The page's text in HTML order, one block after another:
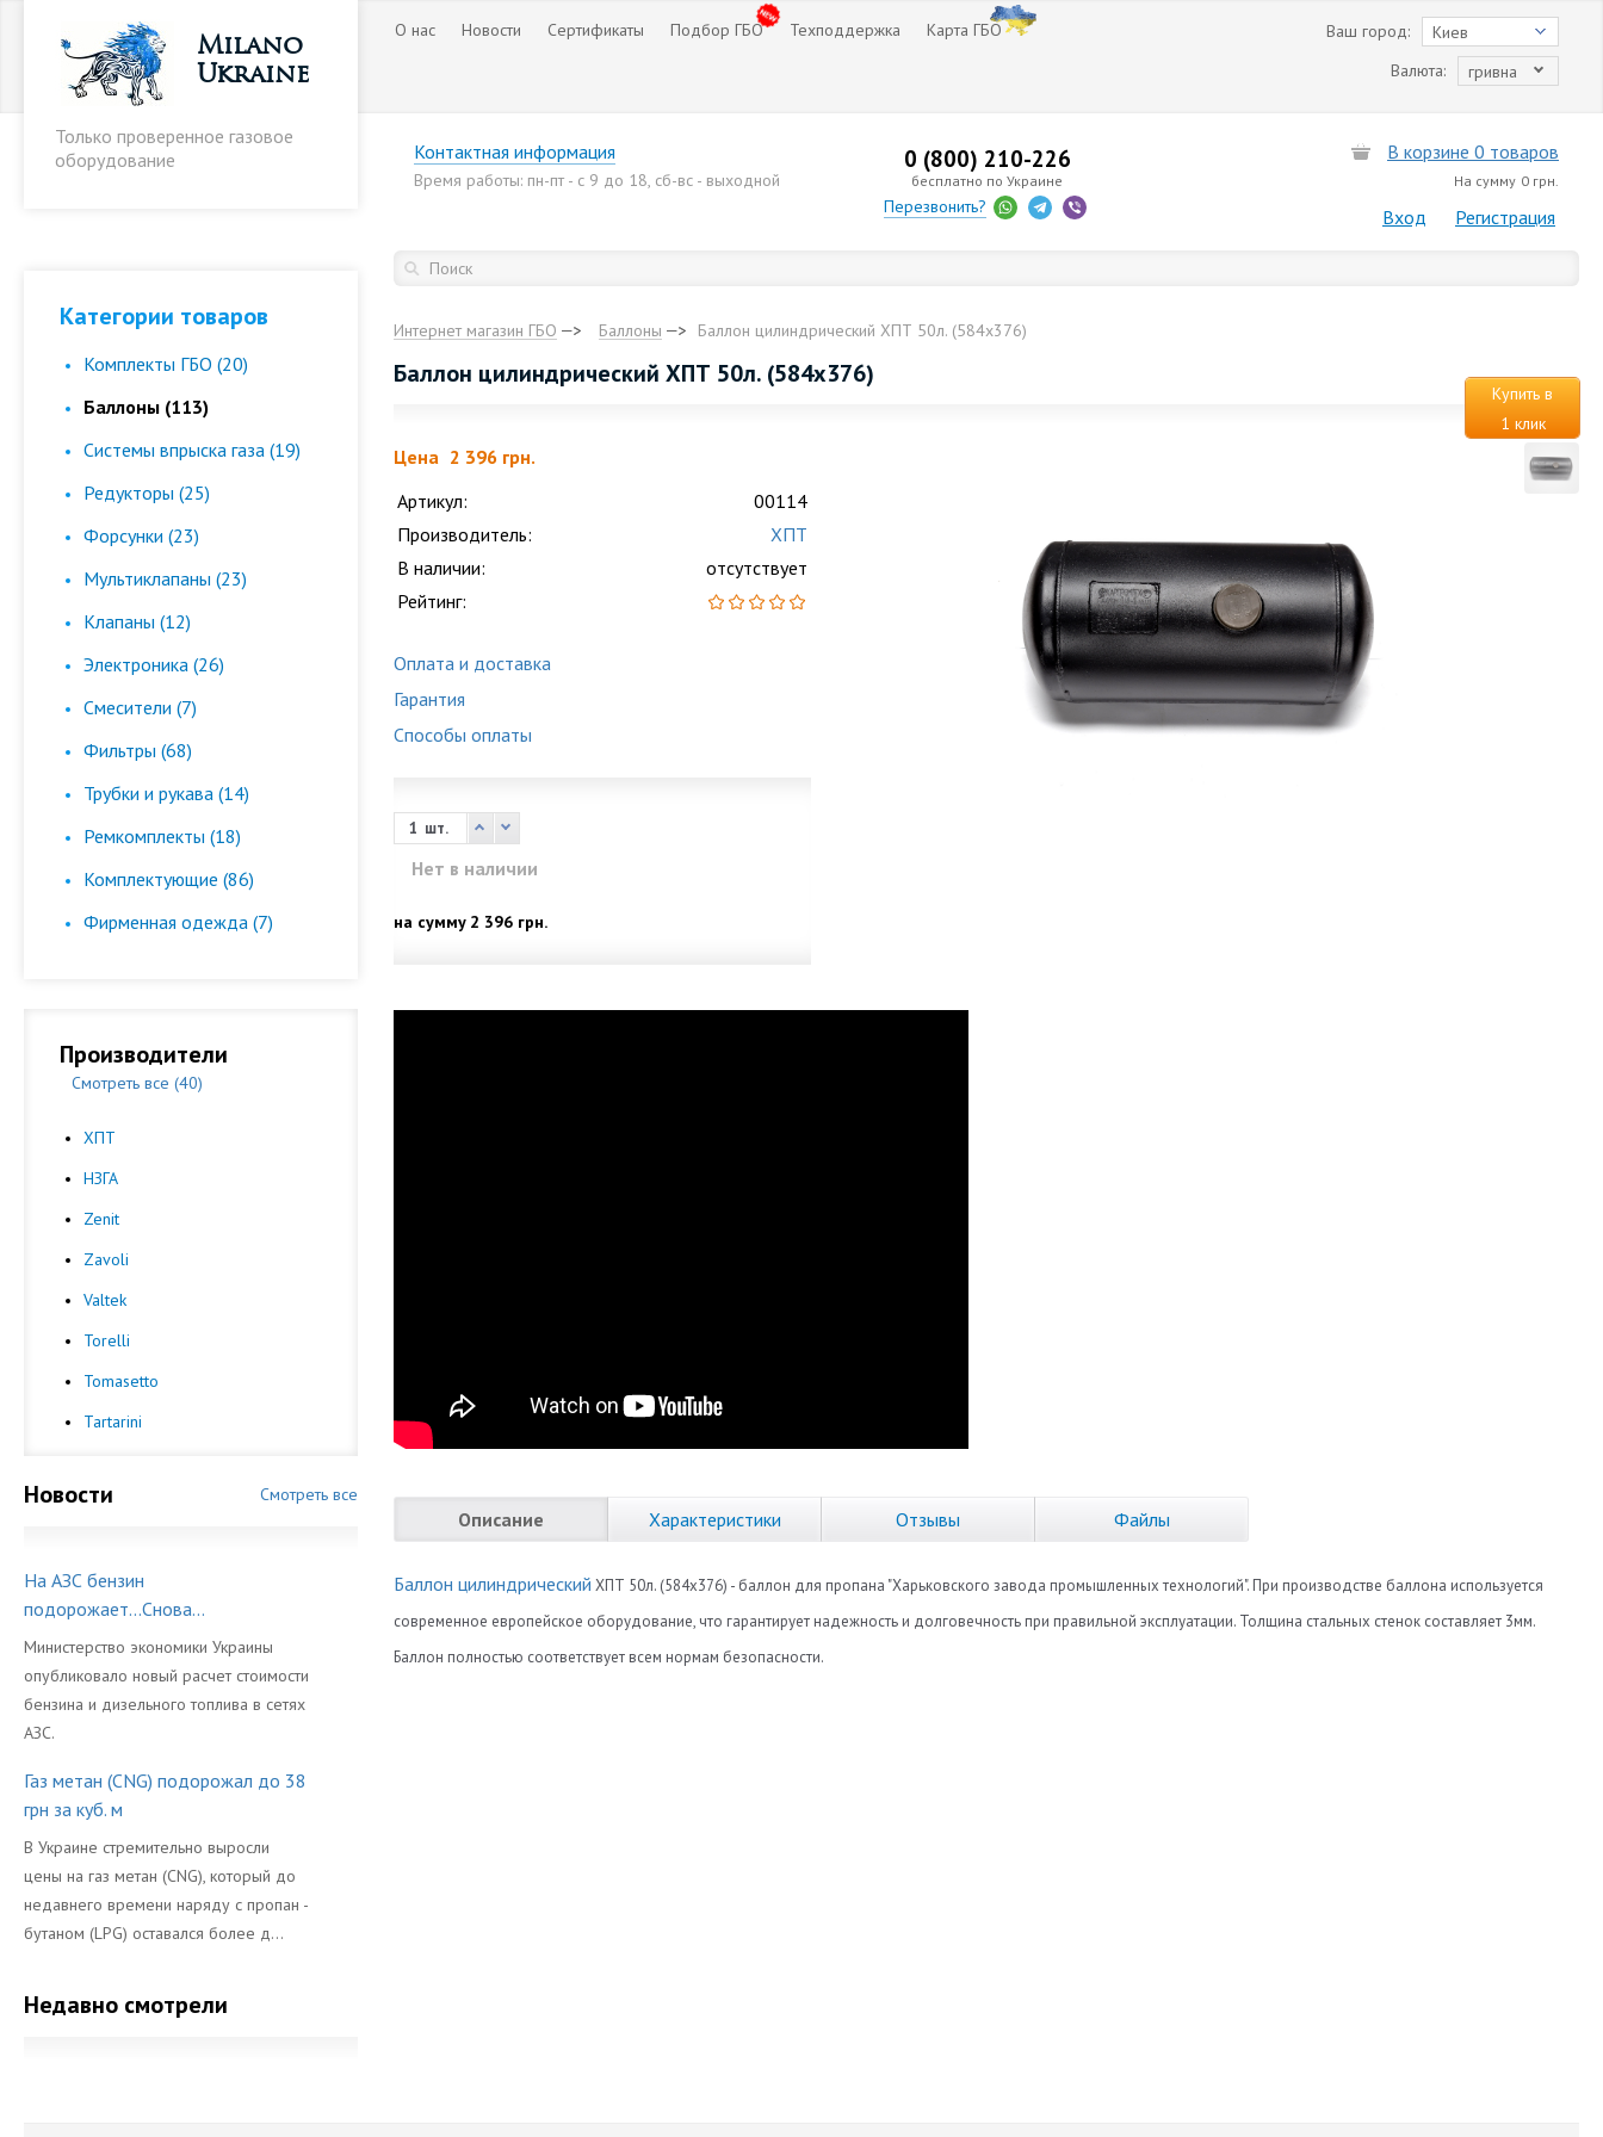
Milano
Ukraine
Только проверенное газовое
оборудование
О нас Новости Сертификаты Подбор ГБО Техподдержка Карта ГБО Киев
Ваш город:
гривна
Валюта:
Контактная информация
Время работы: пн-пт - с 9 до 18, сб-вс - выходной
0 (800) 210-226
бесплатно по Украине
Перезвонить?
В корзине 0 товаров
На сумму 0 грн.
Вход Регистрация
Категории товаров
Комплекты ГБО (20)
Баллоны (113)
Cистемы впрыска газа (19)
Редукторы (25)
Форсунки (23)
Мультиклапаны (23)
Клапаны (12)
Электроника (26)
Смесители (7)
Фильтры (68)
Трубки и рукава (14)
Ремкомплекты (18)
Комплектующие (86)
Фирменная одежда (7)
Производители
Смотреть все (40)
ХПТ
НЗГА
Zenit
Zavoli
Valtek
Torelli
Tomasetto
Tartarini
Новости Смотреть все
На АЗС бензин
подорожает...Снова...
Министерство экономики Украины
опубликовало новый расчет стоимости
бензина и дизельного топлива в сетях
АЗС.
Газ метан (CNG) подорожал до 38
грн за куб. м
В Украине стремительно выросли
цены на газ метан (CNG), который до
недавнего времени наряду с пропан -
бутаном (LPG) оставался более д...
Недавно смотрели
Интернет магазин ГБО Баллоны Баллон цилиндрический ХПТ 50л. (584х376)
Баллон цилиндрический ХПТ 50л. (584х376)
Купить в
1 клик
Цена 2 396 грн.
Артикул:
00114
Производитель:
ХПТ
В наличии:
отсутствует
Рейтинг:
Оплата и доставка
Гарантия
Способы оплаты
шт.
Нет в наличии
на сумму 2 396 грн.
Описание Характеристики Отзывы Файлы
Баллон цилиндрический ХПТ 50л. (584х376) - баллон для пропана "Харьковского завода промышленных технологий". При производстве баллона используется
современное европейское оборудование, что гарантирует надежность и долговечность при правильной эксплуатации. Толщина стальных стенок составляет 3мм.
Баллон полностью соответствует всем нормам безопасности.